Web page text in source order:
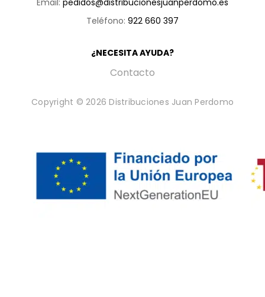
Email: pedidos@distribucionesjuanperdomo.es
Teléfono: 922 660 397
¿NECESITA AYUDA?
Contacto
Copyright © 2026 Distribuciones Juan Perdomo